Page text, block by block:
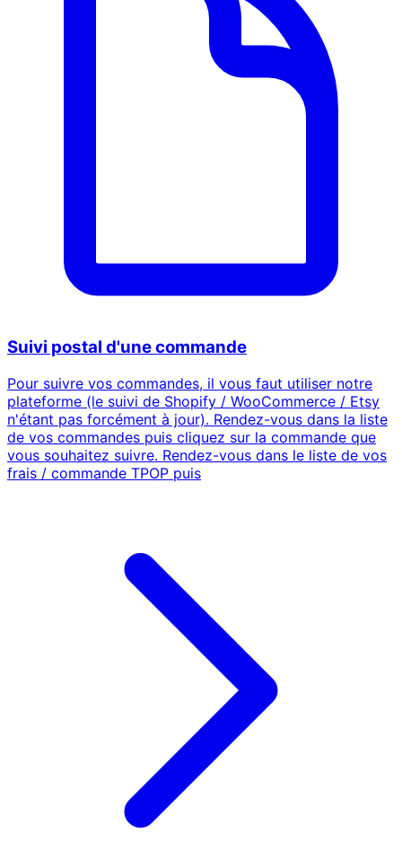
Suivi postal d'une commande
Pour suivre vos commandes, il vous faut utiliser notre
plateforme (le suivi de Shopify / WooCommerce / Etsy
n'étant pas forcément à jour). Rendez-vous dans la liste
de vos commandes puis cliquez sur la commande que
vous souhaitez suivre. Rendez-vous dans le liste de vos
frais / commande TPOP puis